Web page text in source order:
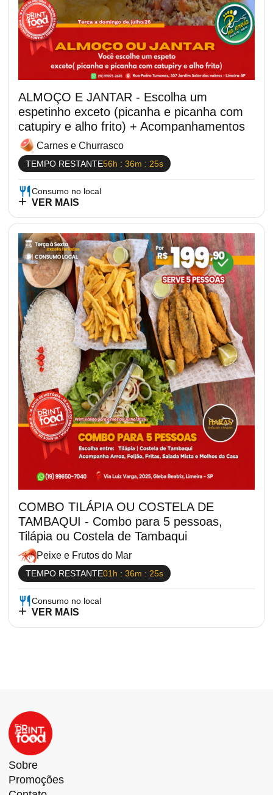
ALMOÇO E JANTAR - Escolha um
espetinho exceto (picanha e picanha com
catupiry e alho frito) + Acompanhamentos
Carnes e Churrasco
TEMPO RESTANTE56h : 36m : 25s
Consumo no local
VER MAIS
COMBO TILÁPIA OU COSTELA DE
TAMBAQUI - Combo para 5 pessoas,
Tilápia ou Costela de Tambaqui
Peixe e Frutos do Mar
TEMPO RESTANTE01h : 36m : 25s
Consumo no local
VER MAIS
Sobre
Promoções